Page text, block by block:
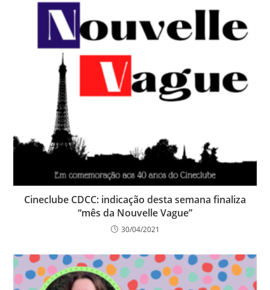
Cineclube CDCC: indicação desta semana finaliza
“mês da Nouvelle Vague”
30/04/2021